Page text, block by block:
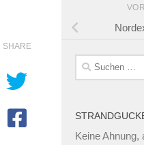
SHARE
Suchen
nach:
Keine